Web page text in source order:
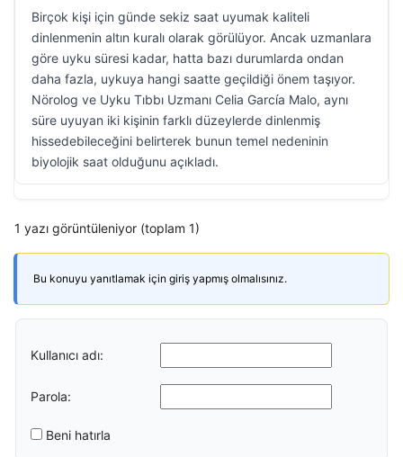
Birçok kişi için günde sekiz saat uyumak kaliteli
dinlenmenin altın kuralı olarak görülüyor. Ancak uzmanlara
göre uyku süresi kadar, hatta bazı durumlarda ondan
daha fazla, uykuya hangi saatte geçildiği önem taşıyor.
Nörolog ve Uyku Tıbbı Uzmanı Celia García Malo, aynı
süre uyuyan iki kişinin farklı düzeylerde dinlenmiş
hissedebileceğini belirterek bunun temel nedeninin
biyolojik saat olduğunu açıkladı.
1 yazı görüntüleniyor (toplam 1)
Bu konuyu yanıtlamak için giriş yapmış olmalısınız.
Kullanıcı adı:
Parola:
Beni hatırla